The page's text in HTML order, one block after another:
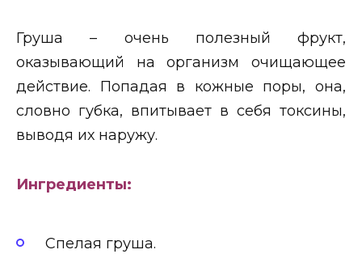
Груша – очень полезный фрукт,
оказывающий на организм очищающее
действие. Попадая в кожные поры, она,
словно губка, впитывает в себя токсины,
выводя их наружу.
Ингредиенты:
Спелая груша.